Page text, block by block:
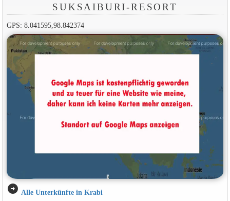
SUKSAIBURI-RESORT
GPS: 8.041595,98.842374
arrow_circle_right Alle Unterkünfte in Krabi